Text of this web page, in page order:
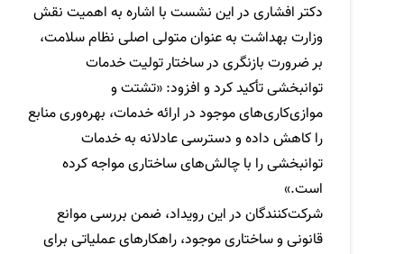
دکتر افشاری در این نشست با اشاره به اهمیت نقش
وزارت بهداشت به عنوان متولی اصلی نظام سلامت،
بر ضرورت بازنگری در ساختار تولیت خدمات
توانبخشی تأکید کرد و افزود: «تشتت و
موازی‌کاری‌های موجود در ارائه خدمات، بهره‌وری منابع
را کاهش داده و دسترسی عادلانه به خدمات
توانبخشی را با چالش‌های ساختاری مواجه کرده
است.»
شرکت‌کنندگان در این رویداد، ضمن بررسی موانع
قانونی و ساختاری موجود، راهکارهای عملیاتی برای